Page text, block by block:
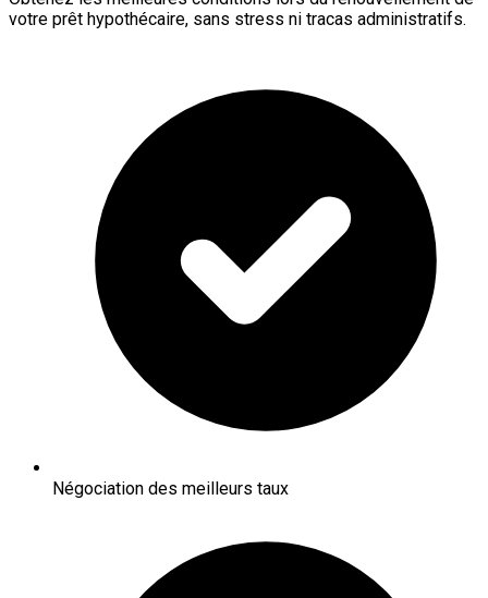
votre prêt hypothécaire, sans stress ni tracas administratifs.
Négociation des meilleurs taux